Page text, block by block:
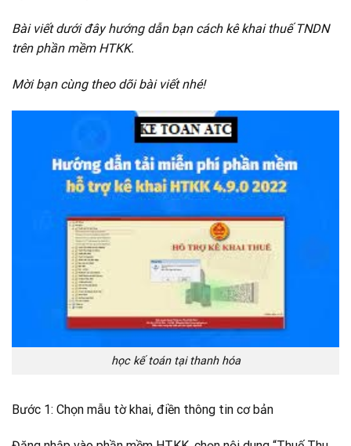
Bài viết dưới đây hướng dẫn bạn cách kê khai thuế TNDN
trên phần mềm HTKK.
Mời bạn cùng theo dõi bài viết nhé!
học kế toán tại thanh hóa
Bước 1: Chọn mẫu tờ khai, điền thông tin cơ bản